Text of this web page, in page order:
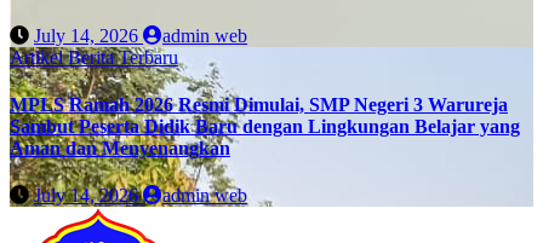
July 14, 2026
admin web
ArtikelBerita Terbaru
MPLS Ramah 2026 Resmi Dimulai, SMP Negeri 3 Warureja
Sambut Peserta Didik Baru dengan Lingkungan Belajar yang
Aman dan Menyenangkan
July 14, 2026 admin web